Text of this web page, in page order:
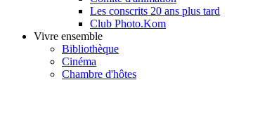
Les conscrits 20 ans plus tard
Club Photo.Kom
Vivre ensemble
Bibliothèque
Cinéma
Chambre d'hôtes